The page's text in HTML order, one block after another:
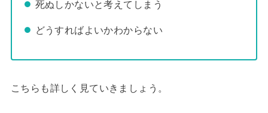
死ぬしかないと考えてしまう
どうすればよいかわからない
こちらも詳しく見ていきましょう。